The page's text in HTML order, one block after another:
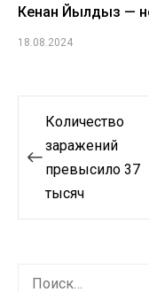
Кенан Йылдыз —
18.08.2024
Навигация
по
записям
Количество
заражений
превысило 37
тысяч
Найти: